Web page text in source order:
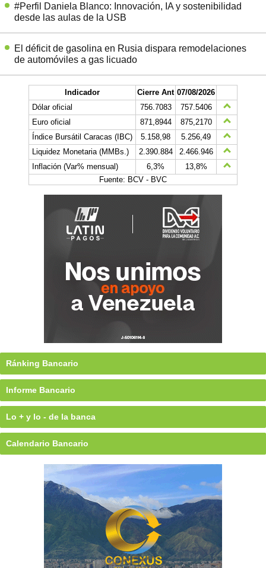
#Perfil Daniela Blanco: Innovación, IA y sostenibilidad
desde las aulas de la USB
El déficit de gasolina en Rusia dispara remodelaciones
de automóviles a gas licuado
Indicador Cierre Ant 07/08/2026
Dólar oficial
756.7083
757.5406
Euro oficial
871,8944
875,2170
Índice Bursátil Caracas (IBC)
5.158,98
5.256,49
Liquidez Monetaria (MMBs.)
2.390.884
2.466.946
Inflación (Var% mensual)
6,3%
13,8%
Fuente: BCV - BVC
Ránking Bancario
Informe Bancario
Lo + y lo - de la banca
Calendario Bancario